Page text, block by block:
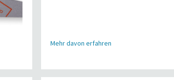
Mehr davon erfahren